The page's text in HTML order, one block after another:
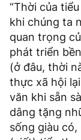
“Thời của
khi chúng ta
quan trọng
phát triển
(ở đâu, thời
thực xã hội
văn khi sẵn
dâng tặng
sống giàu